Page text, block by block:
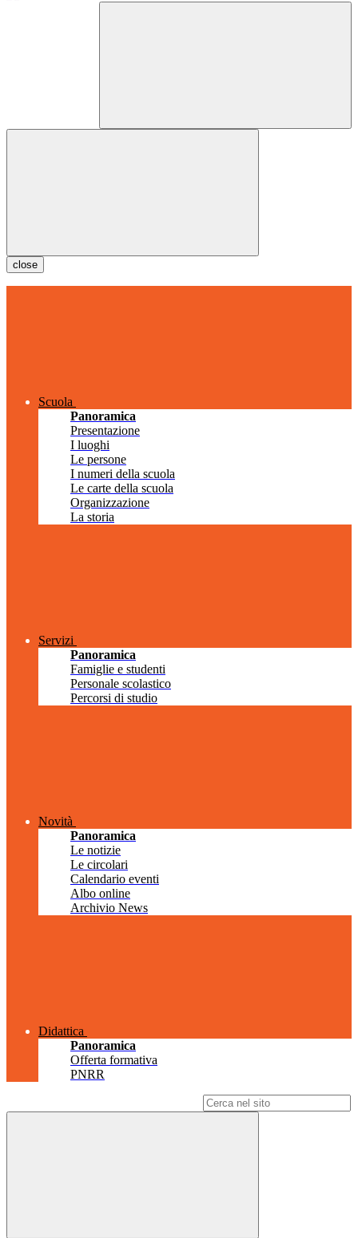
close
Scuola
Panoramica
Presentazione
I luoghi
Le persone
I numeri della scuola
Le carte della scuola
Organizzazione
La storia
Servizi
Panoramica
Famiglie e studenti
Personale scolastico
Percorsi di studio
Novità
Panoramica
Le notizie
Le circolari
Calendario eventi
Albo online
Archivio News
Didattica
Panoramica
Offerta formativa
PNRR